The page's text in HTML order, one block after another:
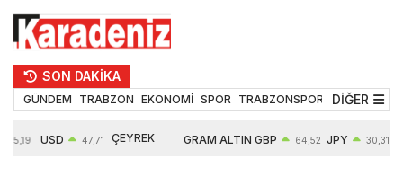
SON DAKİKA
GÜNDEM TRABZON EKONOMİ SPOR TRABZONSPOR TEKNOLOJİ
DİĞER
55,19 USD 47,71 ÇEYREK GRAM ALTIN GBP 64,52 JPY 30,31